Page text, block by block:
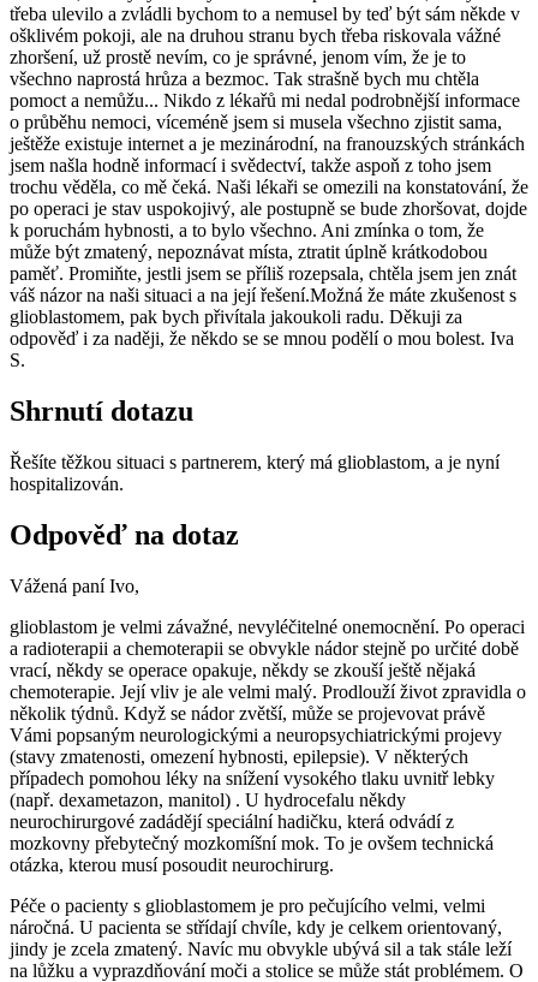
třeba ulevilo a zvládli bychom to a nemusel by teď být sám někde v
ošklivém pokoji, ale na druhou stranu bych třeba riskovala vážné
zhoršení, už prostě nevím, co je správné, jenom vím, že je to
všechno naprostá hrůza a bezmoc. Tak strašně bych mu chtěla
pomoct a nemůžu... Nikdo z lékařů mi nedal podrobnější informace
o průběhu nemoci, víceméně jsem si musela všechno zjistit sama,
ještěže existuje internet a je mezinárodní, na franouzských stránkách
jsem našla hodně informací i svědectví, takže aspoň z toho jsem
trochu věděla, co mě čeká. Naši lékaři se omezili na konstatování, že
po operaci je stav uspokojivý, ale postupně se bude zhoršovat, dojde
k poruchám hybnosti, a to bylo všechno. Ani zmínka o tom, že
může být zmatený, nepoznávat místa, ztratit úplně krátkodobou
paměť. Promiňte, jestli jsem se příliš rozepsala, chtěla jsem jen znát
váš názor na naši situaci a na její řešení.Možná že máte zkušenost s
glioblastomem, pak bych přivítala jakoukoli radu. Děkuji za
odpověď i za naději, že někdo se se mnou podělí o mou bolest. Iva
S.
Shrnutí dotazu
Řešíte těžkou situaci s partnerem, který má glioblastom, a je nyní
hospitalizován.
Odpověď na dotaz
Vážená paní Ivo,
glioblastom je velmi závažné, nevyléčitelné onemocnění. Po operaci
a radioterapii a chemoterapii se obvykle nádor stejně po určité době
vrací, někdy se operace opakuje, někdy se zkouší ještě nějaká
chemoterapie. Její vliv je ale velmi malý. Prodlouží život zpravidla o
několik týdnů. Když se nádor zvětší, může se projevovat právě
Vámi popsaným neurologickými a neuropsychiatrickými projevy
(stavy zmatenosti, omezení hybnosti, epilepsie). V některých
případech pomohou léky na snížení vysokého tlaku uvnitř lebky
(např. dexametazon, manitol) . U hydrocefalu někdy
neurochirurgové zadádějí speciální hadičku, která odvádí z
mozkovny přebytečný mozkomíšní mok. To je ovšem technická
otázka, kterou musí posoudit neurochirurg.
Péče o pacienty s glioblastomem je pro pečujícího velmi, velmi
náročná. U pacienta se střídají chvíle, kdy je celkem orientovaný,
jindy je zcela zmatený. Navíc mu obvykle ubývá sil a tak stále leží
na lůžku a vyprazdňování moči a stolice se může stát problémem. O